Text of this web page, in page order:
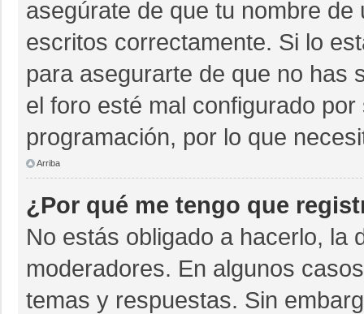
asegúrate de que tu nombre
escritos correctamente. Si lo
para asegurarte de que no has
el foro esté mal configurado
programación, por lo que
Arriba
¿Por qué me tengo que
No estás obligado a hacerlo, la
moderadores. En algunos
temas y respuestas. Sin